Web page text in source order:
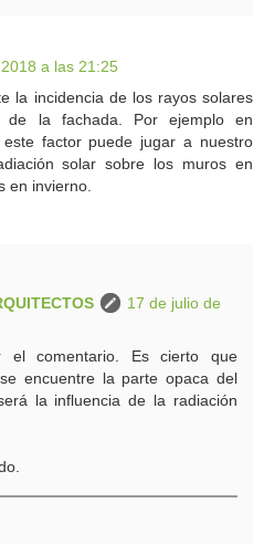
a las 21:25
la incidencia de los rayos solares
la fachada. Por ejemplo en
factor puede jugar a nuestro
solar sobre los muros en
en invierno.
17 de julio de
el comentario. Es cierto que
encuentre la parte opaca del
la influencia de la radiación